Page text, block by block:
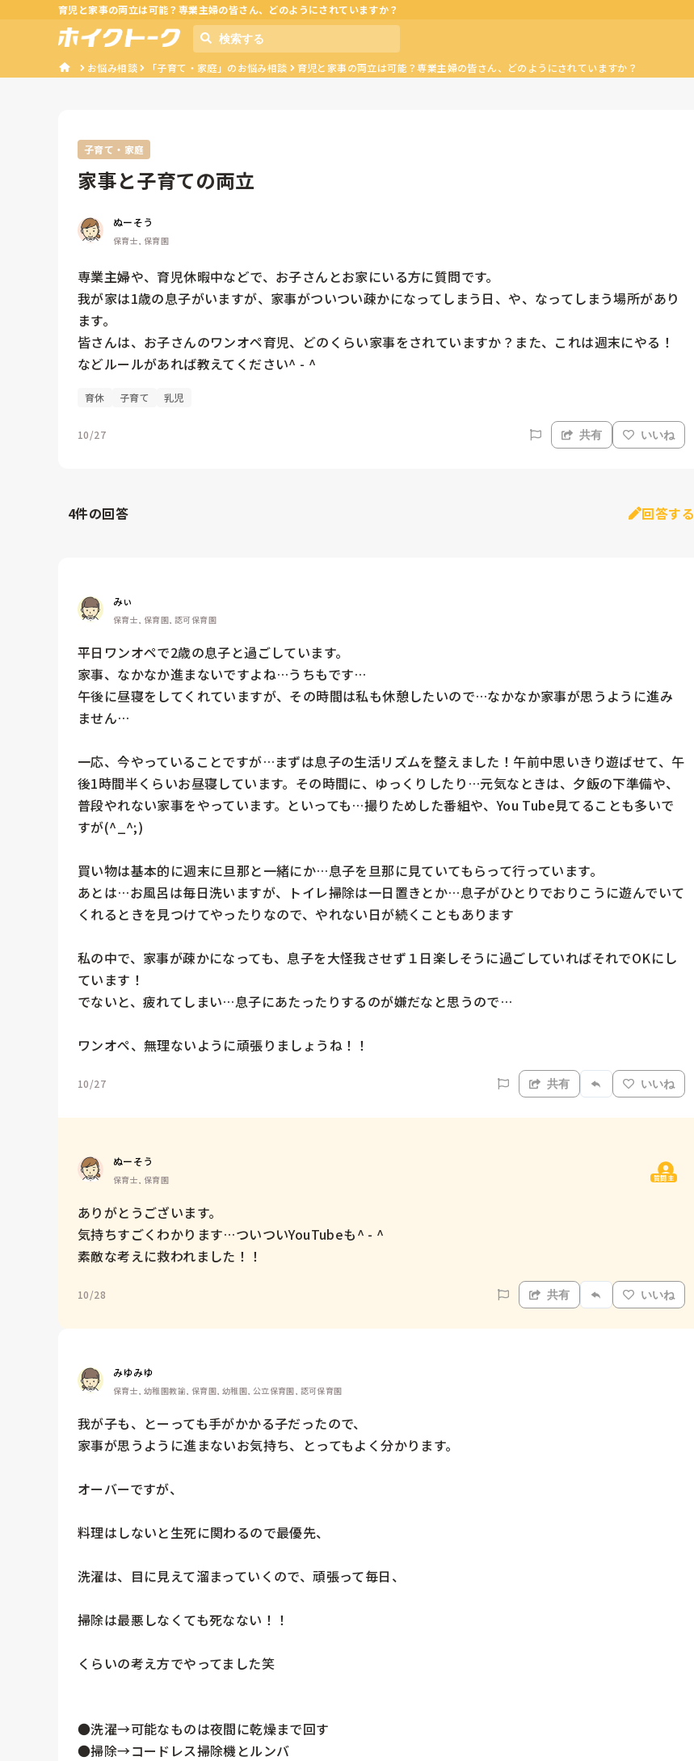
育児と家事の両立は可能？専業主婦の皆さん、どのようにされていますか？
お悩み相談 「子育て・家庭」のお悩み相談 育児と家事の両立は可能？専業主婦の皆さん、どのようにされていますか？
子育て・家庭
家事と子育ての両立
ぬーそう
保育士, 保育園
専業主婦や、育児休暇中などで、お子さんとお家にいる方に質問です。
我が家は1歳の息子がいますが、家事がついつい疎かになってしまう日、や、なってしまう場所があり
ます。
皆さんは、お子さんのワンオペ育児、どのくらい家事をされていますか？また、これは週末にやる！
などルールがあれば教えてください^ - ^
育休 子育て 乳児
10/27 共有 いいね
4件の回答 回答する
みぃ
保育士, 保育園, 認可保育園
平日ワンオペで2歳の息子と過ごしています。
家事、なかなか進まないですよね…うちもです…
午後に昼寝をしてくれていますが、その時間は私も休憩したいので…なかなか家事が思うように進み
ません…
一応、今やっていることですが…まずは息子の生活リズムを整えました！午前中思いきり遊ばせて、午
後1時間半くらいお昼寝しています。その時間に、ゆっくりしたり…元気なときは、夕飯の下準備や、
普段やれない家事をやっています。といっても…撮りためした番組や、You Tube見てることも多いで
すが(^_^;)
買い物は基本的に週末に旦那と一緒にか…息子を旦那に見ていてもらって行っています。
あとは…お風呂は毎日洗いますが、トイレ掃除は一日置きとか…息子がひとりでおりこうに遊んでいて
くれるときを見つけてやったりなので、やれない日が続くこともあります
私の中で、家事が疎かになっても、息子を大怪我させず１日楽しそうに過ごしていればそれでOKにし
ています！
でないと、疲れてしまい…息子にあたったりするのが嫌だなと思うので…
ワンオペ、無理ないように頑張りましょうね！！
10/27 共有 いいね
ぬーそう
保育士, 保育園 質問主
ありがとうございます。
気持ちすごくわかります…ついついYouTubeも^ - ^
素敵な考えに救われました！！
10/28 共有 いいね
みゆみゆ
保育士, 幼稚園教諭, 保育園, 幼稚園, 公立保育園, 認可保育園
我が子も、とーっても手がかかる子だったので、
家事が思うように進まないお気持ち、とってもよく分かります。
オーバーですが、
料理はしないと生死に関わるので最優先、
洗濯は、目に見えて溜まっていくので、頑張って毎日、
掃除は最悪しなくても死なない！！
くらいの考え方でやってました笑
●洗濯→可能なものは夜間に乾燥まで回す
●掃除→コードレス掃除機とルンバ